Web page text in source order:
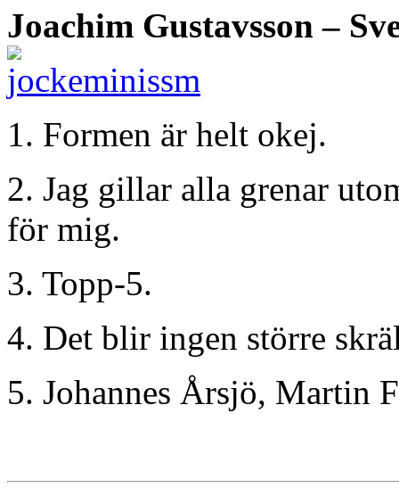
Joachim Gustavsson –
1. Formen är helt okej.
2. Jag gillar alla grenar
för mig.
3. Topp-5.
4. Det blir ingen större
5. Johannes Årsjö, Martin